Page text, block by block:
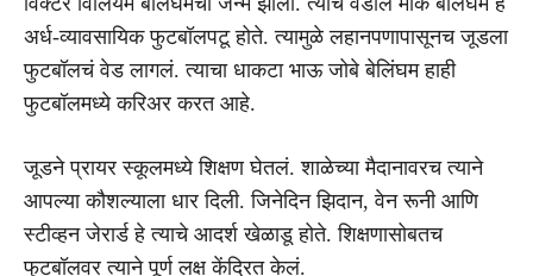
अर्ध-व्यावसायिक फुटबॉलपटू होते. त्यामुळे लहानपणापासूनच जूडला
फुटबॉलचं वेड लागलं. त्याचा धाकटा भाऊ जोबे बेलिंघम हाही
फुटबॉलमध्ये करिअर करत आहे.
जूडने प्रायर स्कूलमध्ये शिक्षण घेतलं. शाळेच्या मैदानावरच त्याने
आपल्या कौशल्याला धार दिली. जिनेदिन झिदान, वेन रूनी आणि
स्टीव्हन जेरार्ड हे त्याचे आदर्श खेळाडू होते. शिक्षणासोबतच
फुटबॉलवर त्याने पूर्ण लक्ष केंद्रित केलं.